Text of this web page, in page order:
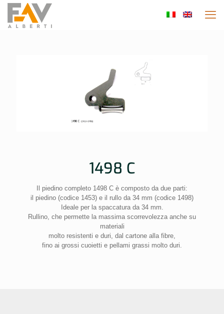
1498 C
Il piedino completo 1498 C è composto da due parti:
il piedino (codice 1453) e il rullo da 34 mm (codice 1498)
Ideale per la spaccatura da 34 mm.
Rullino, che permette la massima scorrevolezza anche su
materiali
molto resistenti e duri, dal cartone alla fibre,
fino ai grossi cuoietti e pellami grassi molto duri.